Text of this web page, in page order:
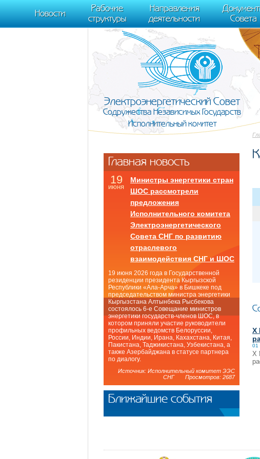
m[i].l=1*new Date(); for (var j = 0; j < document.scripts.length; j++) {if
document, "script", "https://mc.yandex.ru/metrika/tag.js", "ym"); ym(95911708, "init",
Новости
Рабочие
структуры
Направления
деятельности
Совета
Электроэнергетический Совет
Содружества Независимых Государств
Исполнительный комитет
X
01
X
Главная новость
19
июня
Министры энергетики стран
ШОС рассмотрели
предложения
Исполнительного комитета
Электроэнергетического
Совета СНГ по развитию
отраслевого
взаимодействия СНГ и ШОС
19 июня 2026 года в Государственной
резиденции президента Кыргызской
Республики «Ала-Арча» в Бишкеке под
председательством министра энергетики
Кыргызстана Алтынбека Рысбекова
состоялось 6-е Совещание министров
энергетики государств-членов ШОС, в
котором приняли участие руководители
профильных ведомств Белоруссии,
России, Индии, Ирана, Кахахстана, Китая,
Пакистана, Таджикистана, Узбекистана, а
также Азербайджана в статусе партнера
по диалогу.
Источник: Исполнительный комитет ЭЭС
СНГ Просмотров: 2687
Ближайшие события